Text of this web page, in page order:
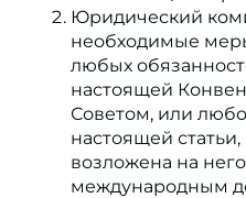
Юридический
необходимые
любых
настоящей
Советом, или
настоящей
возложена на
международным